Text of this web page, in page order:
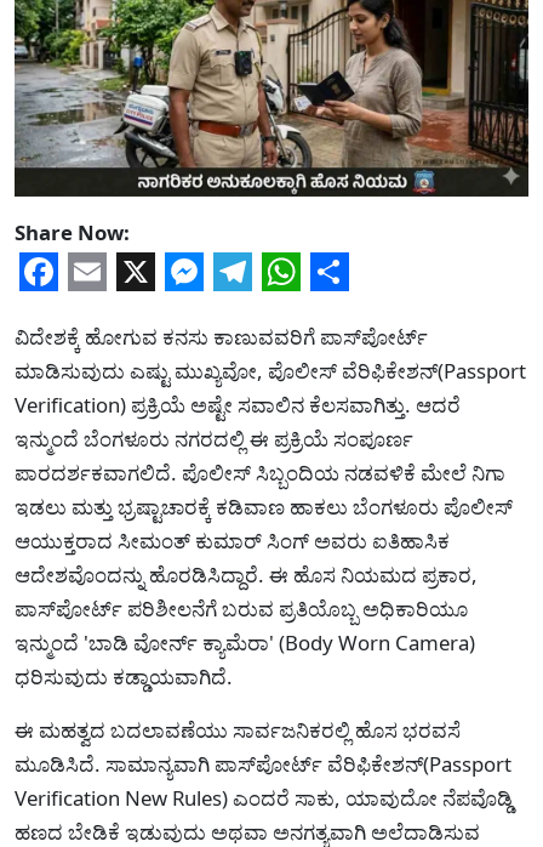
Share Now:
Facebook
Email
X Messenger
Telegram
WhatsApp
Share
ವಿದೇಶಕ್ಕೆ ಹೋಗುವ ಕನಸು ಕಾಣುವವರಿಗೆ ಪಾಸ್‌ಪೋರ್ಟ್
ಮಾಡಿಸುವುದು ಎಷ್ಟು ಮುಖ್ಯವೋ, ಪೊಲೀಸ್ ವೆರಿಫಿಕೇಶನ್(Passport
Verification) ಪ್ರಕ್ರಿಯೆ ಅಷ್ಟೇ ಸವಾಲಿನ ಕೆಲಸವಾಗಿತ್ತು. ಆದರೆ
ಇನ್ಮುಂದೆ ಬೆಂಗಳೂರು ನಗರದಲ್ಲಿ ಈ ಪ್ರಕ್ರಿಯೆ ಸಂಪೂರ್ಣ
ಪಾರದರ್ಶಕವಾಗಲಿದೆ. ಪೊಲೀಸ್ ಸಿಬ್ಬಂದಿಯ ನಡವಳಿಕೆ ಮೇಲೆ ನಿಗಾ
ಇಡಲು ಮತ್ತು ಭ್ರಷ್ಟಾಚಾರಕ್ಕೆ ಕಡಿವಾಣ ಹಾಕಲು ಬೆಂಗಳೂರು ಪೊಲೀಸ್
ಆಯುಕ್ತರಾದ ಸೀಮಂತ್ ಕುಮಾರ್ ಸಿಂಗ್ ಅವರು ಐತಿಹಾಸಿಕ
ಆದೇಶವೊಂದನ್ನು ಹೊರಡಿಸಿದ್ದಾರೆ. ಈ ಹೊಸ ನಿಯಮದ ಪ್ರಕಾರ,
ಪಾಸ್‌ಪೋರ್ಟ್ ಪರಿಶೀಲನೆಗೆ ಬರುವ ಪ್ರತಿಯೊಬ್ಬ ಅಧಿಕಾರಿಯೂ
ಇನ್ಮುಂದೆ 'ಬಾಡಿ ವೋರ್ನ್ ಕ್ಯಾಮೆರಾ' (Body Worn Camera)
ಧರಿಸುವುದು ಕಡ್ಡಾಯವಾಗಿದೆ.
ಈ ಮಹತ್ವದ ಬದಲಾವಣೆಯು ಸಾರ್ವಜನಿಕರಲ್ಲಿ ಹೊಸ ಭರವಸೆ
ಮೂಡಿಸಿದೆ. ಸಾಮಾನ್ಯವಾಗಿ ಪಾಸ್‌ಪೋರ್ಟ್ ವೆರಿಫಿಕೇಶನ್(Passport
Verification New Rules) ಎಂದರೆ ಸಾಕು, ಯಾವುದೋ ನೆಪವೊಡ್ಡಿ
ಹಣದ ಬೇಡಿಕೆ ಇಡುವುದು ಅಥವಾ ಅನಗತ್ಯವಾಗಿ ಅಲೆದಾಡಿಸುವ